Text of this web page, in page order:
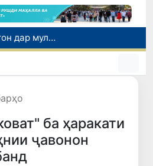
Дар Қашқадарё анҷумани байналмилалии экологӣ бо иштироки ҷавонон аз нӯҳ кишвар баргузор мешавад
Тошканд ба баргузории чемпионати Осиё оид ба вазнабардорӣ омодагӣ мебинад
ба ҳаракати
ҷавонон